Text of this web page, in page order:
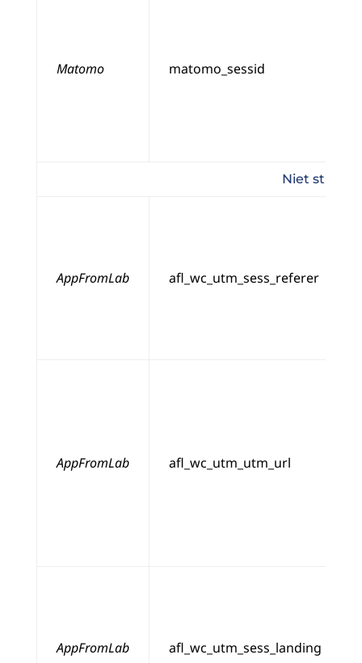
Matomo matomo_sessid
Niet strikt
AppFromLab afl_wc_utm_sess_referer
AppFromLab afl_wc_utm_utm_url
AppFromLab afl_wc_utm_sess_landing